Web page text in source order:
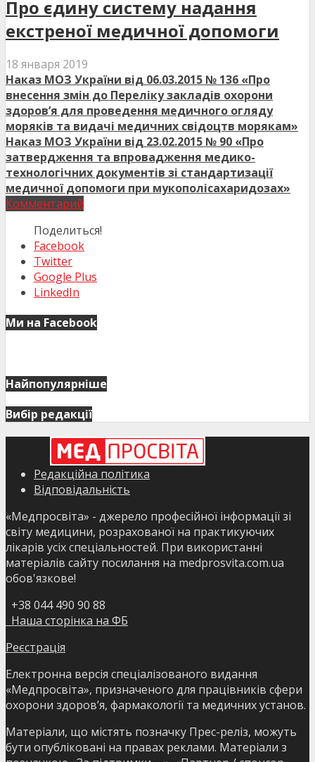
Про єдину систему надання
екстреної медичної допомоги
18 января 2019
Наказ МОЗ України від 06.03.2015 № 136 «Про
внесення змін до Переліку закладів охорони
здоров’я для проведення медичного огляду
моряків та видачі медичних свідоцтв морякам»
Наказ МОЗ України від 23.02.2015 № 90 «Про
затвердження та впровадження медико-
технологічних документів зі стандартизації
медичної допомоги при мукополісахаридозах»
Комментарий
Поделиться!
Facebook
Twitter
Google Plus
LinkedIn
Ми на Facebook
Найпопулярніше
Вибір редакції
Редакційна політика
Відповідальність
«Медпросвіта» - джерело професійної інформації зі
світу медицини, розрахованої на практикуючих
лікарів усіх спеціальностей. При використанні
матеріалів сайту посилання на medprosvita.com.ua
обов'язкове!
+38 044 490 90 88
Наша сторінка на ФБ
Реєстрація
Електронна версія спеціалізованого видання
«Медпросвіта», призначеного для працівників сфери
охорони здоров’я, фармакології та медичних установ.
Матеріали, що містять позначку Прес-реліз, можуть
бути опубліковані на правах реклами. Матеріали з